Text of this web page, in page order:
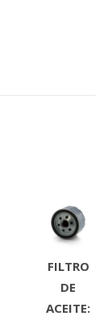
FILTRO
DE
ACEITE: